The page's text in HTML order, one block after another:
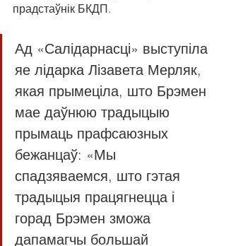
прадстаўнік БКДП.
Ад «Салідарнасці» выступіла
яе лідарка Лізавета Мерляк,
якая прымеціла, што Брэмен
мае даўнюю традыцыю
прымаць прафсаюзных
бежанцаў: «Мы
спадзяваемся, што гэтая
традыцыя працягнецца і
горад Брэмен зможа
дапамагчы большай